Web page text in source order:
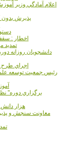
اعلام آمادگي وزير
پذيرش
اخطار : سقف
تمدید
دانشجويان روزانه
اجراي طرح
رئيس جمعيت توسعه
برگزاري دوره"
40 هزار
معاونت سنجش و